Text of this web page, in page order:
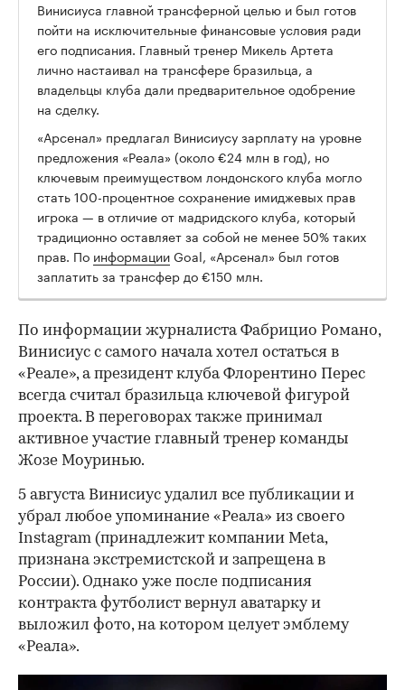
/
Винисиуса главной трансферной целью и был готов
пойти на исключительные финансовые условия ради
его подписания. Главный тренер Микель Артета
лично настаивал на трансфере бразильца, а
владельцы клуба дали предварительное одобрение
на сделку.
«Арсенал» предлагал Винисиусу зарплату на уровне
предложения «Реала» (около €24 млн в год), но
ключевым преимуществом лондонского клуба могло
стать 100-процентное сохранение имиджевых прав
игрока — в отличие от мадридского клуба, который
традиционно оставляет за собой не менее 50% таких
прав. По информацииGoal, «Арсенал» был готов
заплатить за трансфер до €150 млн.
По информации журналиста Фабрицио Романо,
Винисиус с самого начала хотел остаться в
«Реале», а президент клуба Флорентино Перес
всегда считал бразильца ключевой фигурой
проекта. В переговорах также принимал
активное участие главный тренер команды
Жозе Моуринью.
5 августа Винисиус удалил все публикации и
убрал любое упоминание «Реала» из своего
Instagram (принадлежит компании Meta,
признана экстремистской и запрещена в
России). Однако уже после подписания
контракта футболист вернул аватарку и
выложил фото, на котором целует эмблему
«Реала».